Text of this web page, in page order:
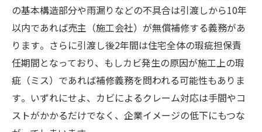
の基本構造部分や雨漏りなどの不具合は引渡しから10年
以内であれば売主（施工会社）が無償補修する義務があ
ります​。さらに引渡し後2年間は住宅全体の瑕疵担保責
任期間となっており、もしカビ発生の原因が施工上の瑕
疵（ミス）であれば補修義務を問われる可能性もありま
す​。いずれにせよ、カビによるクレーム対応は手間やコ
ストがかかるだけでなく、企業イメージの低下にもつな